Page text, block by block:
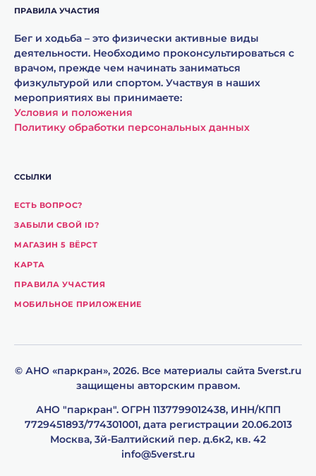
ССЫЛКИ
ЕСТЬ ВОПРОС?
ЗАБЫЛИ СВОЙ ID?
МАГАЗИН 5 ВЁРСТ
КАРТА
ПРАВИЛА УЧАСТИЯ
МОБИЛЬНОЕ ПРИЛОЖЕНИЕ
ПРАВИЛА УЧАСТИЯ
Бег и ходьба – это физически активные виды
деятельности. Необходимо проконсультироваться с
врачом, прежде чем начинать заниматься
физкультурой или спортом. Участвуя в наших
мероприятиях вы принимаете:
Условия и положения
Политику обработки персональных данных
© АНО «паpкpан», 2026. Все материалы сайта 5verst.ru
защищены авторским правом.
АНО "паркpан". ОГРН 1137799012438, ИНН/КПП
7729451893/774301001, дата регистрации 20.06.2013
Москва, 3й-Балтийский пер. д.6к2, кв. 42
info@5verst.ru